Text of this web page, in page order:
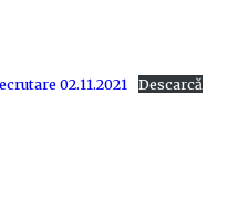
02.11.2021 Descarcă